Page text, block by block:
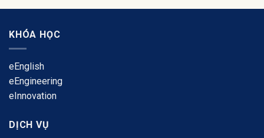
KHÓA HỌC
eEnglish
eEngineering
eInnovation
DỊCH VỤ